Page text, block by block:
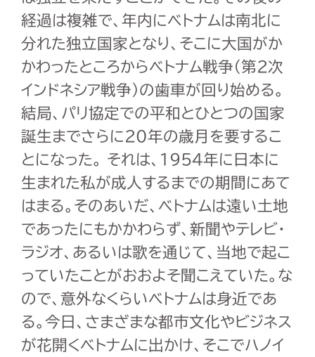
経過は複雑で、年内にベトナムは南北に
分れた独立国家となり、そこに大国がか
かわったところからベトナム戦争（第2次
インドネシア戦争）の歯車が回り始める。
結局、パリ協定での平和とひとつの国家
誕生までさらに20年の歳月を要するこ
とになった。 それは、1954年に日本に
生まれた私が成人するまでの期間にあて
はまる。そのあいだ、ベトナムは遠い土地
であったにもかかわらず、新聞やテレビ・
ラジオ、あるいは歌を通じて、当地で起こ
っていたことがおおよそ聞こえていた。な
ので、意外なくらいベトナムは身近であ
る。今日、さまざまな都市文化やビジネス
が花開くベトナムに出かけ、そこでハノイ